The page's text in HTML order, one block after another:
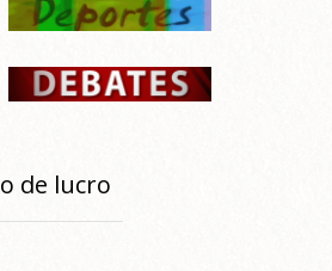
de lucro